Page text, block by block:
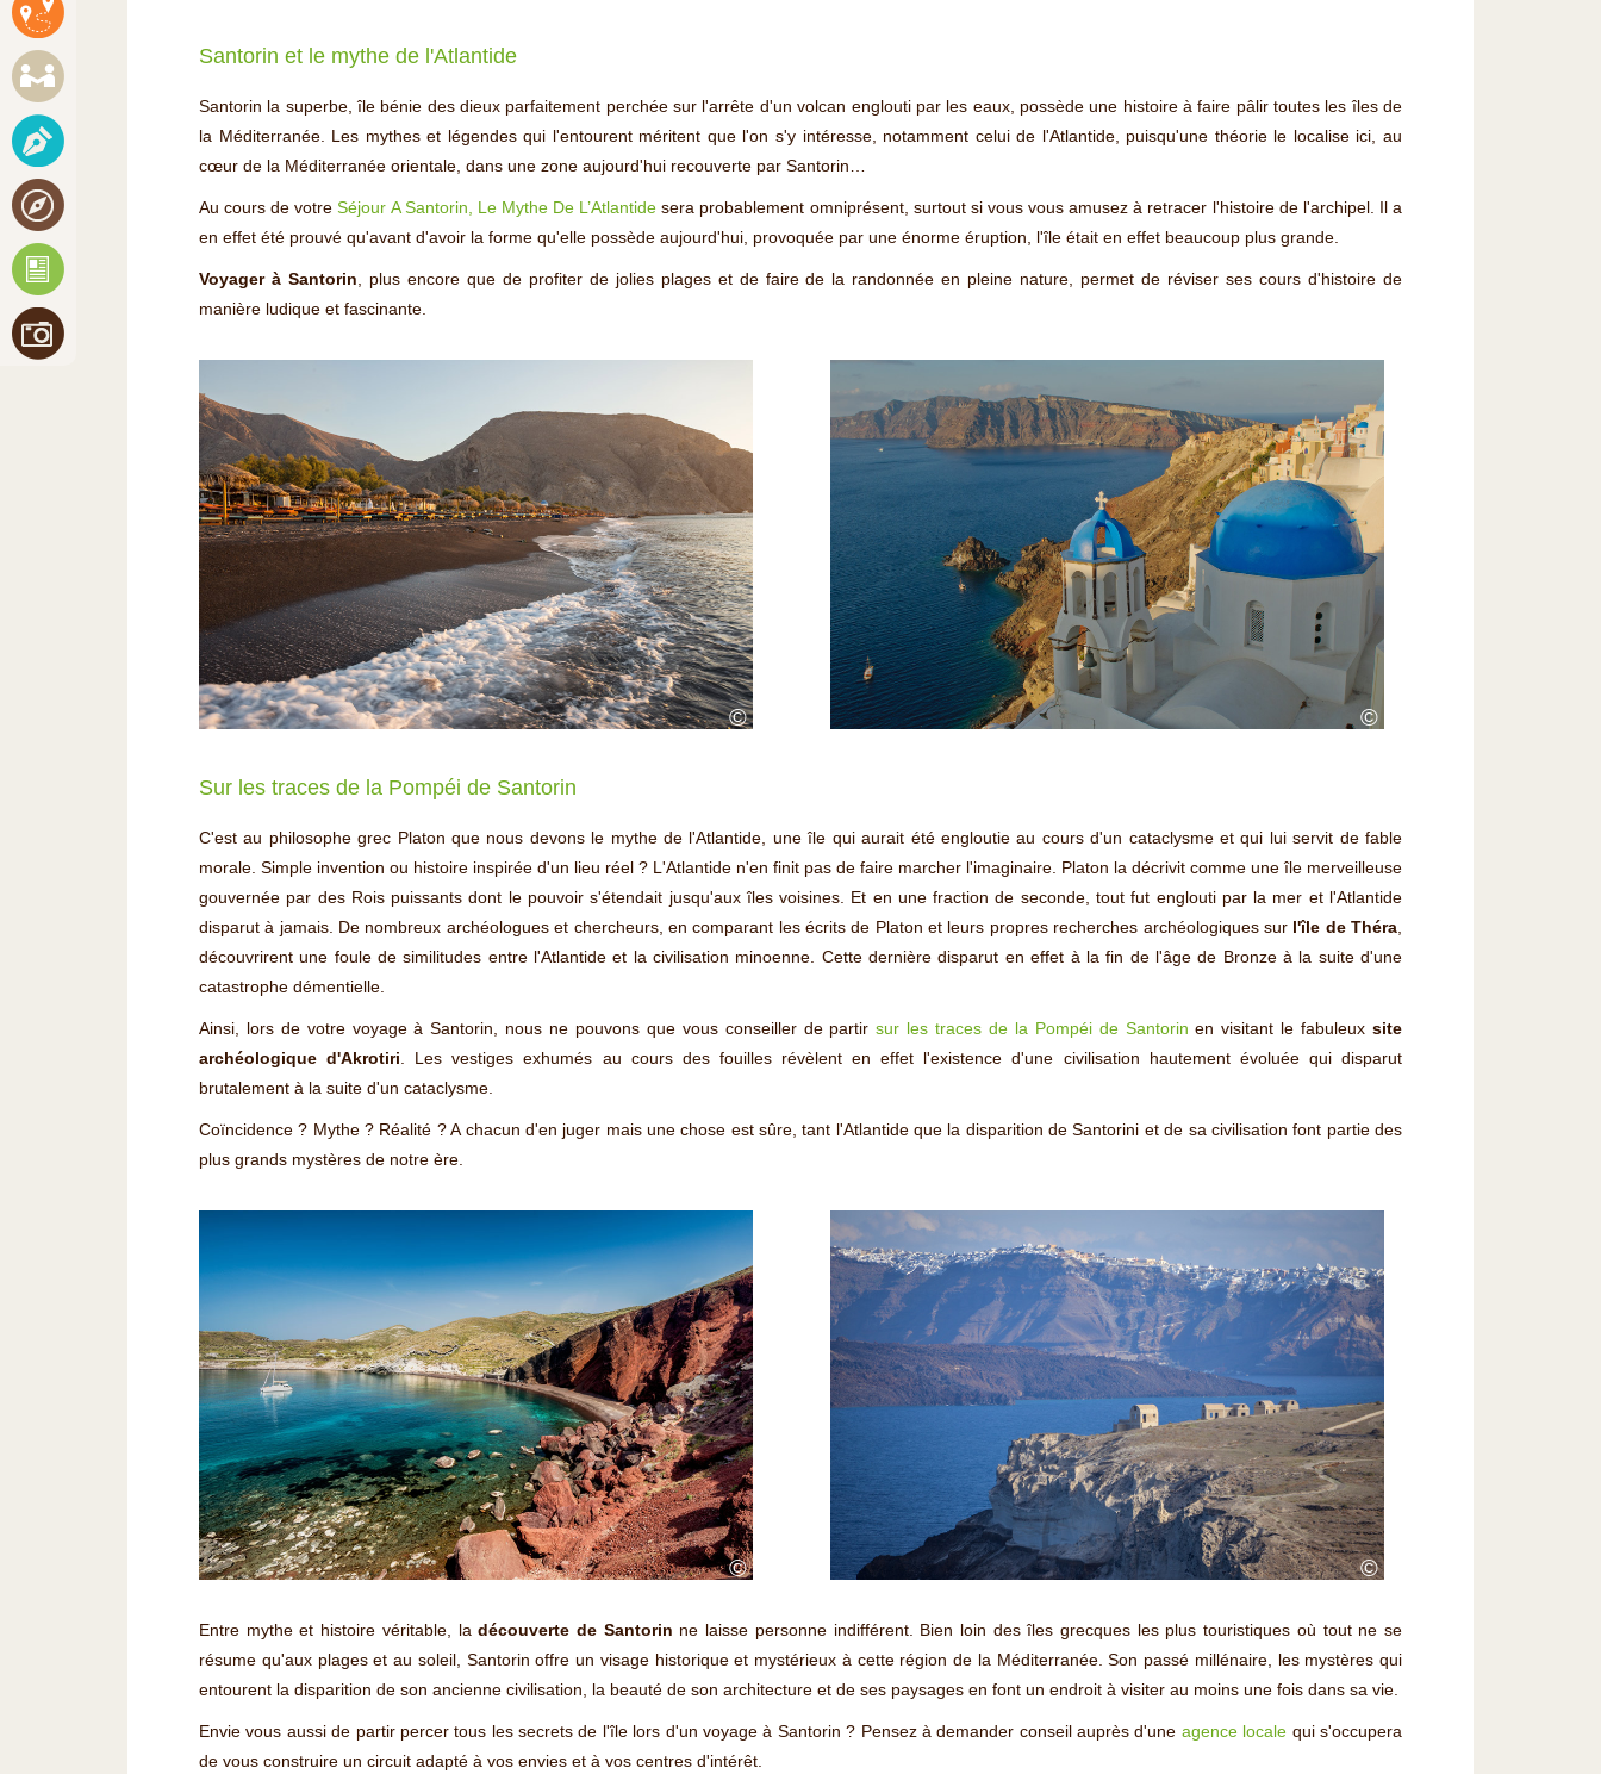
Santorin et le mythe de l'Atlantide
Santorin la superbe, île bénie des dieux parfaitement perchée sur l'arrête d'un volcan englouti par les eaux, possède une histoire à faire pâlir toutes les îles de
la Méditerranée. Les mythes et légendes qui l'entourent méritent que l'on s'y intéresse, notamment celui de l'Atlantide, puisqu'une théorie le localise ici, au
cœur de la Méditerranée orientale, dans une zone aujourd'hui recouverte par Santorin…
Au cours de votreSéjour A Santorin, Le Mythe De L’Atlantide sera probablement omniprésent, surtout si vous vous amusez à retracer l'histoire de l'archipel. Il a
en effet été prouvé qu'avant d'avoir la forme qu'elle possède aujourd'hui, provoquée par une énorme éruption, l'île était en effet beaucoup plus grande.
Voyager à Santorin, plus encore que de profiter de jolies plages et de faire de la randonnée en pleine nature, permet de réviser ses cours d'histoire de
manière ludique et fascinante.
© ©
Sur les traces de la Pompéi de Santorin
C'est au philosophe grec Platon que nous devons le mythe de l'Atlantide, une île qui aurait été engloutie au cours d'un cataclysme et qui lui servit de fable
morale. Simple invention ou histoire inspirée d'un lieu réel ? L'Atlantide n'en finit pas de faire marcher l'imaginaire. Platon la décrivit comme une île merveilleuse
gouvernée par des Rois puissants dont le pouvoir s'étendait jusqu'aux îles voisines. Et en une fraction de seconde, tout fut englouti par la mer et l'Atlantide
disparut à jamais. De nombreux archéologues et chercheurs, en comparant les écrits de Platon et leurs propres recherches archéologiques sur l'île de Théra,
découvrirent une foule de similitudes entre l'Atlantide et la civilisation minoenne. Cette dernière disparut en effet à la fin de l'âge de Bronze à la suite d'une
catastrophe démentielle.
Ainsi, lors de votre voyage à Santorin, nous ne pouvons que vous conseiller de partirsur les traces de la Pompéi de Santorin en visitant le fabuleuxsite
archéologique d'Akrotiri. Les vestiges exhumés au cours des fouilles révèlent en effet l'existence d'une civilisation hautement évoluée qui disparut
brutalement à la suite d'un cataclysme.
Coïncidence ? Mythe ? Réalité ? A chacun d'en juger mais une chose est sûre, tant l'Atlantide que la disparition de Santorini et de sa civilisation font partie des
plus grands mystères de notre ère.
© ©
Entre mythe et histoire véritable, ladécouverte de Santorin ne laisse personne indifférent. Bien loin des îles grecques les plus touristiques où tout ne se
résume qu'aux plages et au soleil, Santorin offre un visage historique et mystérieux à cette région de la Méditerranée. Son passé millénaire, les mystères qui
entourent la disparition de son ancienne civilisation, la beauté de son architecture et de ses paysages en font un endroit à visiter au moins une fois dans sa vie.
Envie vous aussi de partir percer tous les secrets de l'île lors d'un voyage à Santorin ? Pensez à demander conseil auprès d'une agence locale qui s'occupera
de vous construire un circuit adapté à vos envies et à vos centres d'intérêt.